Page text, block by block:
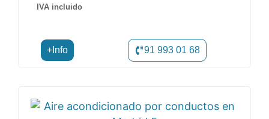
IVA incluido
+Info 91 993 01 68